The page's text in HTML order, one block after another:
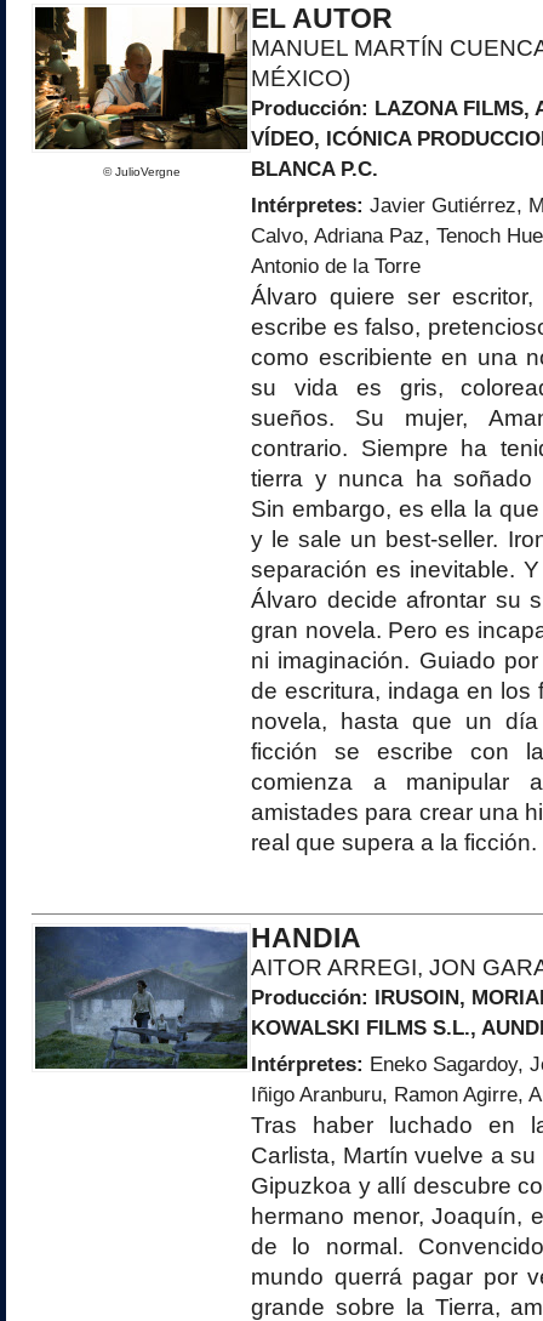
© JulioVergne
EL AUTOR
MANUEL MARTÍN
MÉXICO)
Producción: LAZONA FILMS,
VÍDEO, ICÓNICA
BLANCA P.C.
Intérpretes: Javier Gutiérrez,
Calvo, Adriana Paz, Tenoch
Antonio de la Torre
Álvaro quiere ser
escribe es falso,
como escribiente en una
su vida es gris,
sueños. Su mujer,
contrario. Siempre ha
tierra y nunca ha soñado
Sin embargo, es ella la
y le sale un best-seller.
separación es inevitable.
Álvaro decide afrontar su
gran novela. Pero es
ni imaginación. Guiado
de escritura, indaga en los
novela, hasta que un
ficción se escribe con
comienza a manipular
amistades para crear una
real que supera a la ficción.
HANDIA
AITOR ARREGI, JON
Producción: IRUSOIN,
KOWALSKI FILMS S.L.,
Intérpretes: Eneko Sagardoy,
Iñigo Aranburu, Ramon Agirre,
Tras haber luchado en
Carlista, Martín vuelve a
Gipuzkoa y allí descubre
hermano menor, Joaquín,
de lo normal.
mundo querrá pagar por
grande sobre la Tierra,